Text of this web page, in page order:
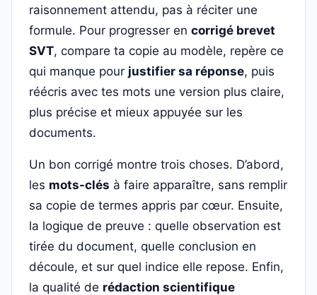
raisonnement attendu, pas à réciter une
formule. Pour progresser en corrigé brevet
SVT, compare ta copie au modèle, repère ce
qui manque pour justifier sa réponse, puis
réécris avec tes mots une version plus claire,
plus précise et mieux appuyée sur les
documents.
Un bon corrigé montre trois choses. D’abord,
les mots-clés à faire apparaître, sans remplir
sa copie de termes appris par cœur. Ensuite,
la logique de preuve : quelle observation est
tirée du document, quelle conclusion en
découle, et sur quel indice elle repose. Enfin,
la qualité de rédaction scientifique